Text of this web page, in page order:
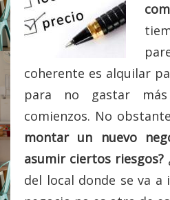
coherente es alquilar
para no gastar
comienzos. No
montar un nuevo
asumir ciertos riesgos?
del local donde se va